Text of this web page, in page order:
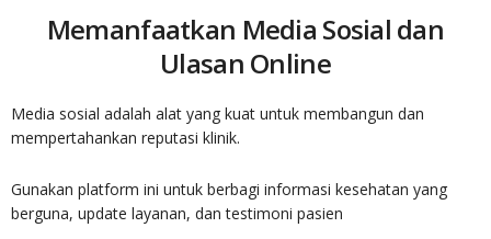
Memanfaatkan Media Sosial dan
Ulasan Online
Media sosial adalah alat yang kuat untuk membangun dan
mempertahankan reputasi klinik.
Gunakan platform ini untuk berbagi informasi kesehatan yang
berguna, update layanan, dan testimoni pasien